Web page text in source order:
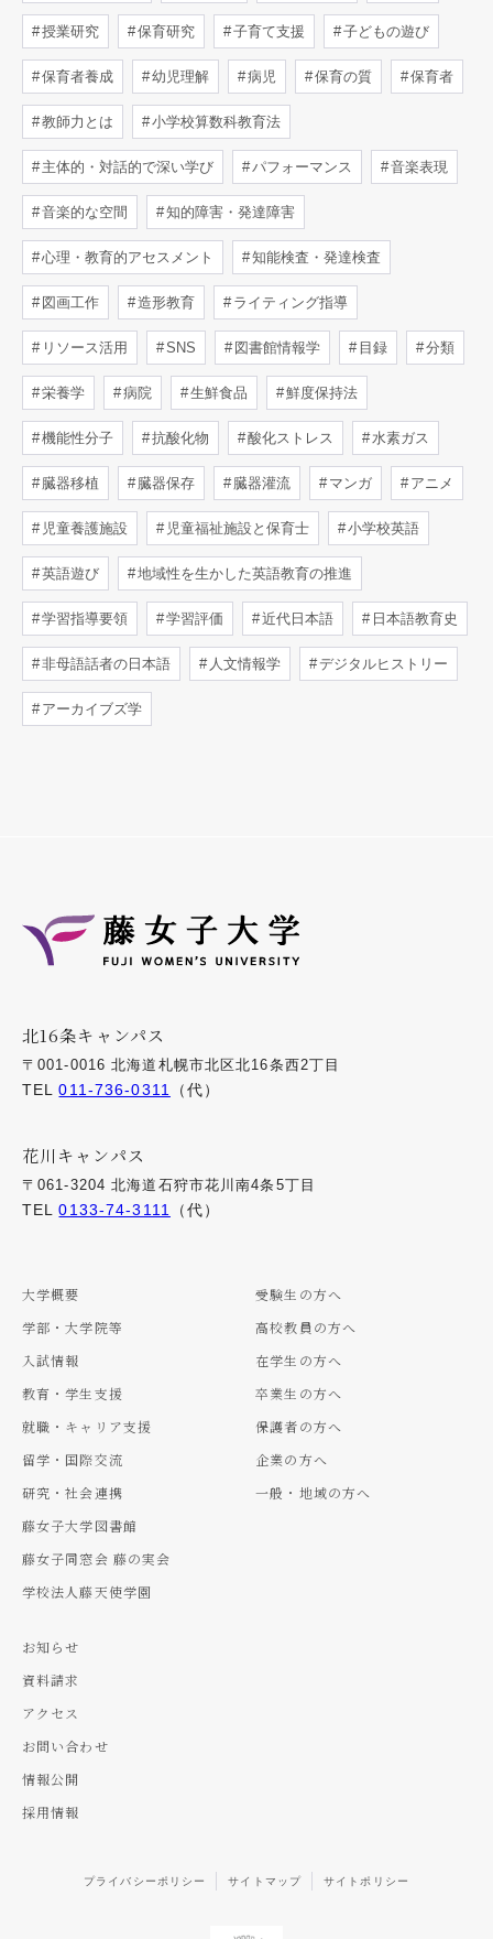
授業研究 保育研究 子育て支援 子どもの遊び
保育者養成 幼児理解 病児 保育の質 保育者
教師力とは 小学校算数科教育法
主体的・対話的で深い学び パフォーマンス 音楽表現
音楽的な空間 知的障害・発達障害
心理・教育的アセスメント 知能検査・発達検査
図画工作 造形教育 ライティング指導
リソース活用 SNS 図書館情報学 目録 分類
栄養学 病院 生鮮食品 鮮度保持法
機能性分子 抗酸化物 酸化ストレス 水素ガス
臓器移植 臓器保存 臓器灌流 マンガ アニメ
児童養護施設 児童福祉施設と保育士 小学校英語
英語遊び 地域性を生かした英語教育の推進
学習指導要領 学習評価 近代日本語 日本語教育史
非母語話者の日本語 人文情報学 デジタルヒストリー
アーカイブズ学
北16条キャンパス
〒001-0016 北海道札幌市北区北16条西2丁目
TEL011-736-0311 （代）
花川キャンパス
〒061-3204 北海道石狩市花川南4条5丁目
TEL0133-74-3111 （代）
大学概要
学部・大学院等
入試情報
教育・学生支援
就職・キャリア支援
留学・国際交流
研究・社会連携
藤女子大学図書館
藤女子同窓会 藤の実会
学校法人藤天使学園
受験生の方へ
高校教員の方へ
在学生の方へ
卒業生の方へ
保護者の方へ
企業の方へ
一般・地域の方へ
お知らせ
資料請求
アクセス
お問い合わせ
情報公開
採用情報
プライバシーポリシー サイトマップ サイトポリシー